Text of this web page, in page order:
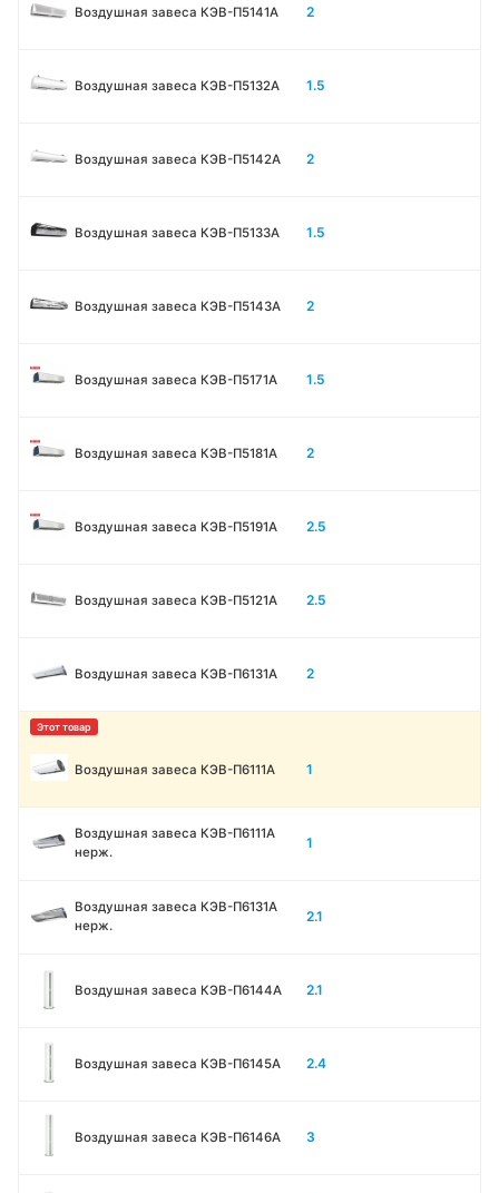
Воздушная завеса КЭВ-П5141А 2
Воздушная завеса КЭВ-П5132А 1.5
Воздушная завеса КЭВ-П5142А 2
Воздушная завеса КЭВ-П5133A 1.5
Воздушная завеса КЭВ-П5143A 2
Воздушная завеса КЭВ-П5171А 1.5
Воздушная завеса КЭВ-П5181А 2
Воздушная завеса КЭВ-П5191А 2.5
Воздушная завеса КЭВ-П5121А 2.5
Воздушная завеса КЭВ-П6131A 2
Воздушная завеса КЭВ-П6111A 1
Воздушная завеса КЭВ-П6111A
нерж.
1
Воздушная завеса КЭВ-П6131A
нерж.
2.1
Воздушная завеса КЭВ-П6144A 2.1
Воздушная завеса КЭВ-П6145A 2.4
Воздушная завеса КЭВ-П6146A 3